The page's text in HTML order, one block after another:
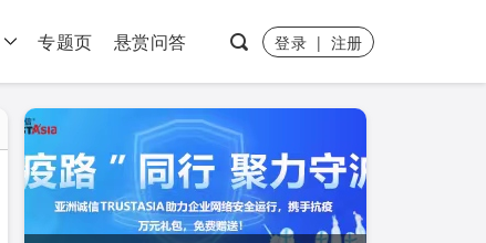
专题页 悬赏问答 登录 | 注册